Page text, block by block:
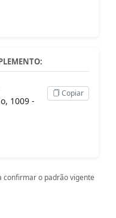
1009 -
Copiar
confirmar o padrão vigente